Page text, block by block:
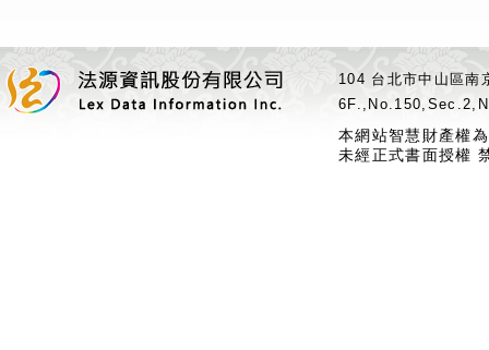
104 台北市中山區
本網站智慧財產權
未經正式書面授權